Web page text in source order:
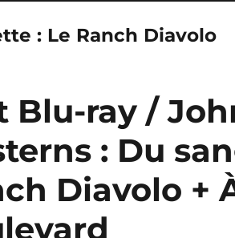
: Le Ranch Diavolo
Blu-ray /
: Du
Diavolo +